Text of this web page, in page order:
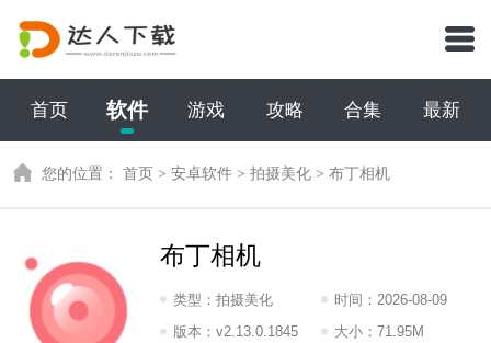
首页 软件 游戏 攻略 合集 最新
您的位置：首页 >安卓软件 >拍摄美化 >布丁相机
布丁相机
类型：拍摄美化 时间： 2026-08-09
07:2026
版本：v2.13.0.1845 大小： 71.95M